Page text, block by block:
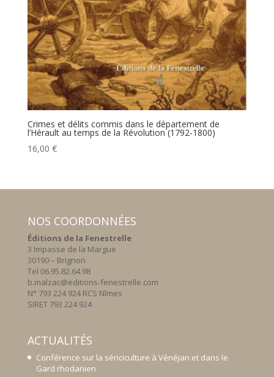
Crimes et délits commis dans le département de
l’Hérault au temps de la Révolution (1792-1800)
16,00 €
NOS COORDONNÉES
Éditions de la Fenestrelle
3 Impasse de la Margue
30190 – Brignon
Tel 06.95.82.64.98
b.malzac@editions-fenestrelle.com
N° 793 224 924 RCS Nîmes
SIRET 793 224 924
ACTUALITÉS
Conférence sur la sériciculture à Vénéjan et dans le
Gard rhodanien